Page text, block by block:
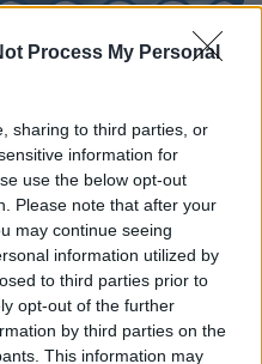
Process My Personal
sharing to third parties, or
information for
use the below opt-out
Please note that after your
may continue seeing
information utilized by
to third parties prior to
opt-out of the further
by third parties on the
This information may